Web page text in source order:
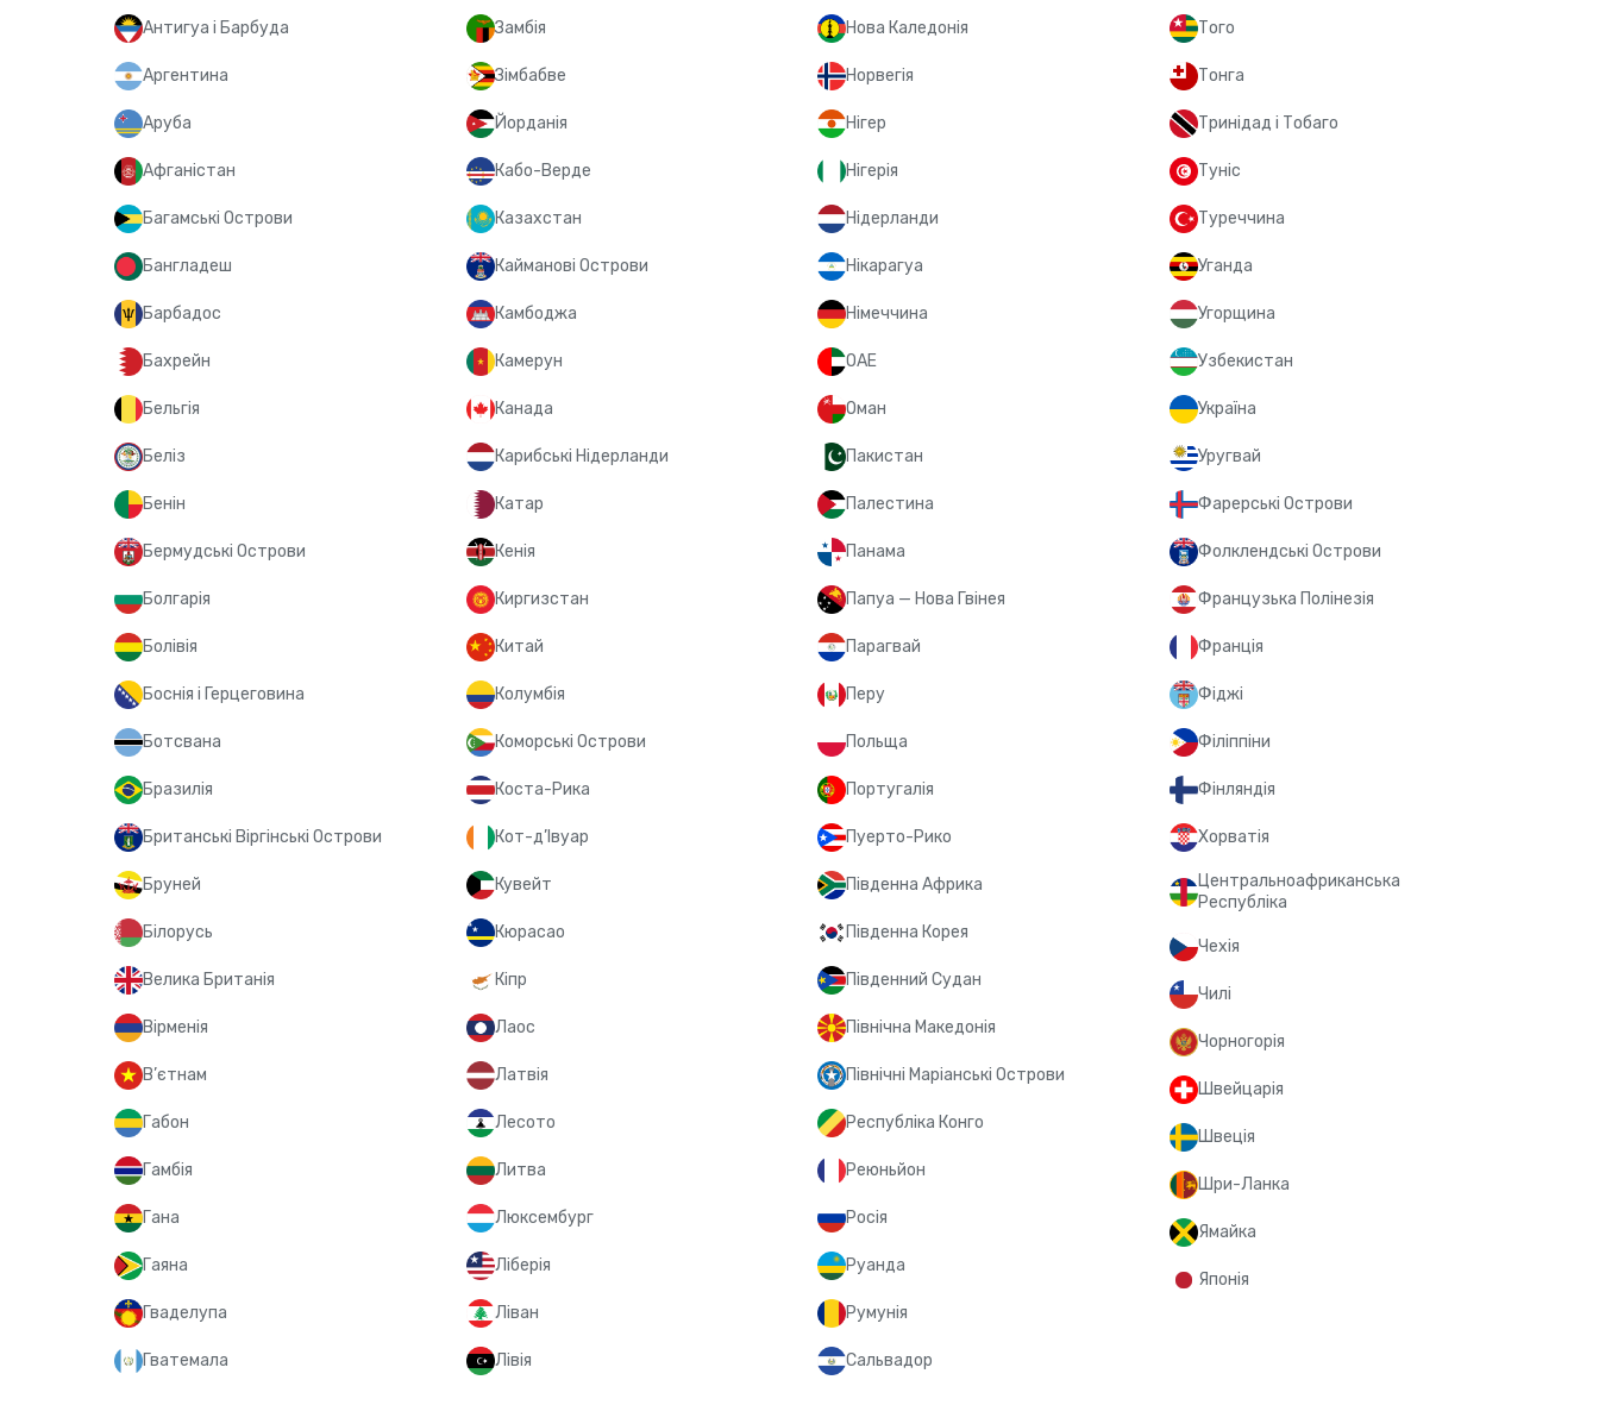
Антигуа і Барбуда
Аргентина
Аруба
Афганістан
Багамські Острови
Бангладеш
Барбадос
Бахрейн
Бельгія
Беліз
Бенін
Бермудські Острови
Болгарія
Болівія
Боснія і Герцеговина
Ботсвана
Бразилія
Британські Віргінські Острови
Бруней
Білорусь
Велика Британія
Вірменія
В’єтнам
Габон
Гамбія
Гана
Гаяна
Гваделупа
Гватемала
Замбія
Зімбабве
Йорданія
Кабо-Верде
Казахстан
Кайманові Острови
Камбоджа
Камерун
Канада
Карибські Нідерланди
Катар
Кенія
Киргизстан
Китай
Колумбія
Коморські Острови
Коста-Рика
Кот-д’Івуар
Кувейт
Кюрасао
Кіпр
Лаос
Латвія
Лесото
Литва
Люксембург
Ліберія
Ліван
Лівія
Нова Каледонія
Норвегія
Нігер
Нігерія
Нідерланди
Нікарагуа
Німеччина
ОАЕ
Оман
Пакистан
Палестина
Панама
Папуа — Нова Гвінея
Парагвай
Перу
Польща
Португалія
Пуерто-Рико
Південна Африка
Південна Корея
Південний Судан
Північна Македонія
Північні Маріанські Острови
Республіка Конго
Реюньйон
Росія
Руанда
Румунія
Сальвадор
Того
Тонга
Тринідад і Тобаго
Туніс
Туреччина
Уганда
Угорщина
Узбекистан
Україна
Уругвай
Фарерські Острови
Фолклендські Острови
Французька Полінезія
Франція
Фіджі
Філіппіни
Фінляндія
Хорватія
Центральноафриканська
Республіка
Чехія
Чилі
Чорногорія
Швейцарія
Швеція
Шри-Ланка
Ямайка
Японія